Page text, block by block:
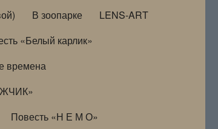
В зоопарке
LENS-ART
«Белый карлик»
времена
Повесть «Н Е М О»